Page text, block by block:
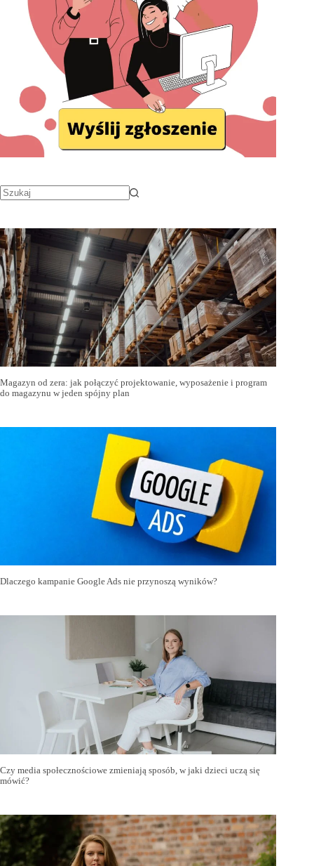
Magazyn od zera: jak połączyć projektowanie, wyposażenie i program
do magazynu w jeden spójny plan
Dlaczego kampanie Google Ads nie przynoszą wyników?
Czy media społecznościowe zmieniają sposób, w jaki dzieci uczą się
mówić?